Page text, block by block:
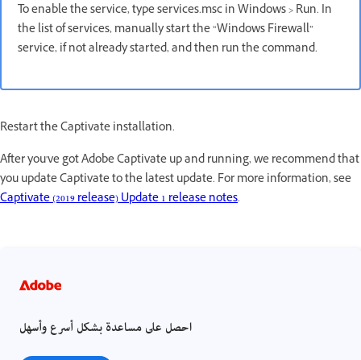
To enable the service, type services.msc in Windows > Run. In
the list of services, manually start the “Windows Firewall”
service, if not already started, and then run the command.
Restart the Captivate installation.
After you've got Adobe Captivate up and running, we recommend that
you update Captivate to the latest update. For more information, see
Captivate (2019 release) Update 1 release notes.
احصل على مساعدة بشكل أسرع وأسهل